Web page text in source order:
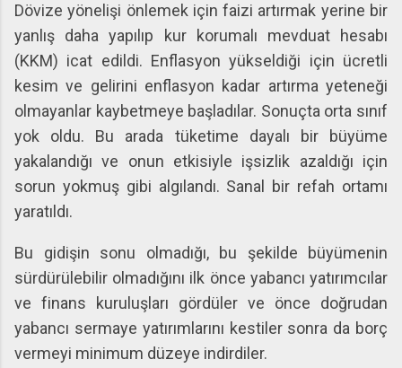
Dövize yönelişi önlemek için faizi artırmak yerine bir
yanlış daha yapılıp kur korumalı mevduat hesabı
(KKM) icat edildi. Enflasyon yükseldiği için ücretli
kesim ve gelirini enflasyon kadar artırma yeteneği
olmayanlar kaybetmeye başladılar. Sonuçta orta sınıf
yok oldu. Bu arada tüketime dayalı bir büyüme
yakalandığı ve onun etkisiyle işsizlik azaldığı için
sorun yokmuş gibi algılandı. Sanal bir refah ortamı
yaratıldı.
Bu gidişin sonu olmadığı, bu şekilde büyümenin
sürdürülebilir olmadığını ilk önce yabancı yatırımcılar
ve finans kuruluşları gördüler ve önce doğrudan
yabancı sermaye yatırımlarını kestiler sonra da borç
vermeyi minimum düzeye indirdiler.